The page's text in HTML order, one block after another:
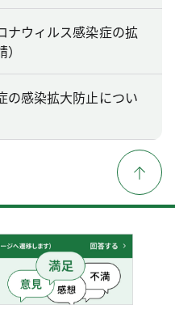
ナウィルス感染症の拡
の感染拡大防止につい